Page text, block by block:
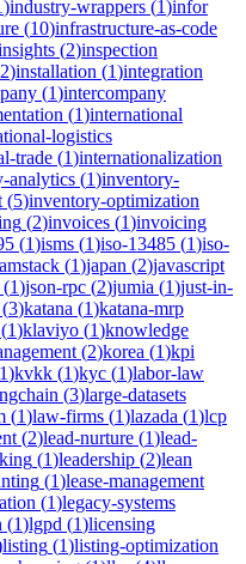
)industry-wrappers (1)infor
(10)infrastructure-as-code
(2)inspection
2)installation (1)integration
(1)intercompany
(1)international
logistics
trade (1)internationalization
analytics (1)inventory-
(5)inventory-optimization
(2)invoices (1)invoicing
(1)isms (1)iso-13485 (1)iso-
(1)japan (2)javascript
(1)json-rpc (2)jumia (1)just-in-
(3)katana (1)katana-mrp
(1)klaviyo (1)knowledge
(2)korea (1)kpi
1)kvkk (1)kyc (1)labor-law
(3)large-datasets
(1)law-firms (1)lazada (1)lcp
(2)lead-nurture (1)lead-
(1)leadership (2)lean
(1)lease-management
(1)legacy-systems
(1)lgpd (1)licensing
listing (1)listing-optimization